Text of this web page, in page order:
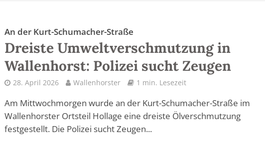
An der Kurt-Schumacher-Straße
Dreiste Umweltverschmutzung in
Wallenhorst: Polizei sucht Zeugen
28. April 2026 Wallenhorster 1 min. Lesezeit
Am Mittwochmorgen wurde an der Kurt-Schumacher-Straße im
Wallenhorster Ortsteil Hollage eine dreiste Ölverschmutzung
festgestellt. Die Polizei sucht Zeugen...